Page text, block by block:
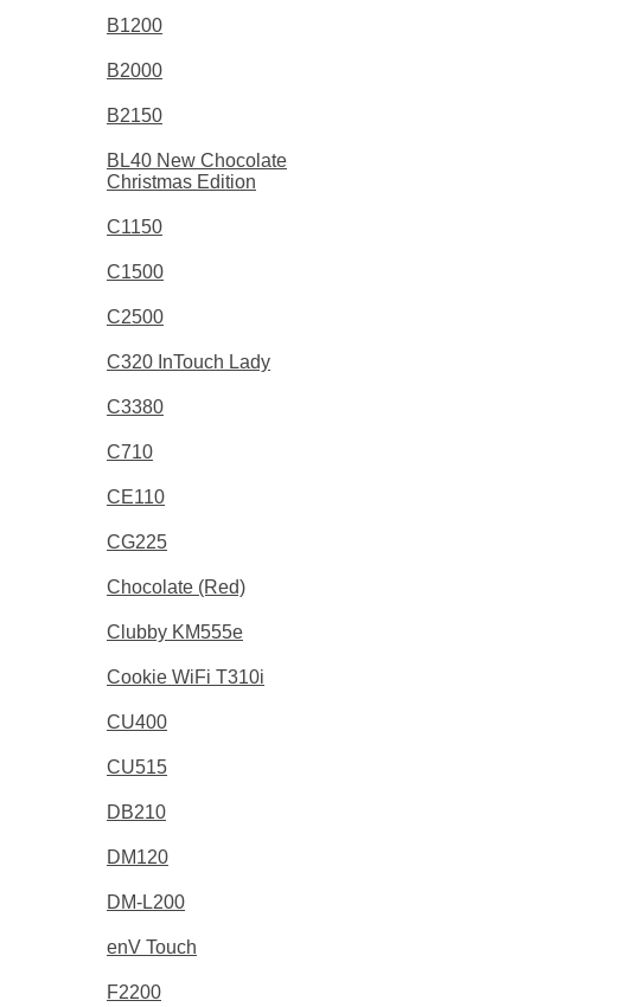
B1200
B2000
B2150
BL40 New Chocolate
Christmas Edition
C1150
C1500
C2500
C320 InTouch Lady
C3380
C710
CE110
CG225
Chocolate (Red)
Clubby KM555e
Cookie WiFi T310i
CU400
CU515
DB210
DM120
DM-L200
enV Touch
F2200